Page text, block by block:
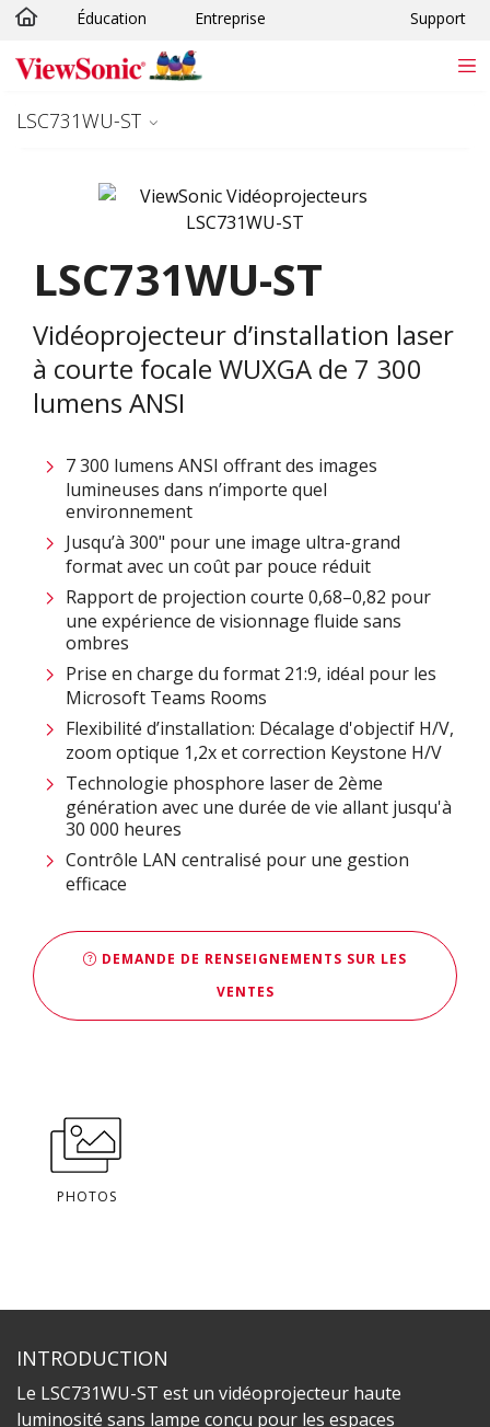
Passer au contenu principal
Éducation Entreprise Support
LSC731WU-ST
LSC731WU-ST
Vidéoprojecteur d’installation laser
à courte focale WUXGA de 7 300
lumens ANSI
7 300 lumens ANSI offrant des images
lumineuses dans n’importe quel
environnement
Jusqu’à 300" pour une image ultra-grand
format avec un coût par pouce réduit
Rapport de projection courte 0,68–0,82 pour
une expérience de visionnage fluide sans
ombres
Prise en charge du format 21:9, idéal pour les
Microsoft Teams Rooms
Flexibilité d’installation: Décalage d'objectif H/V,
zoom optique 1,2x et correction Keystone H/V
Technologie phosphore laser de 2ème
génération avec une durée de vie allant jusqu'à
30 000 heures
Contrôle LAN centralisé pour une gestion
efficace
DEMANDE DE RENSEIGNEMENTS SUR LES
VENTES
PHOTOS
INTRODUCTION
Le LSC731WU-ST est un vidéoprojecteur haute
luminosité sans lampe conçu pour les espaces